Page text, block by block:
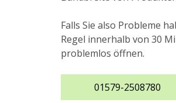
Falls Sie also Probleme
Regel innerhalb von 30
problemlos öffnen.
01579-2508780